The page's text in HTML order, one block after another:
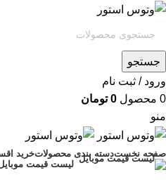
جستجو
ورود / ثبت نام
0 محصول 0 تومان
منو
صفحه نخستدسته بندی محصولاتخرید
لیست قیمت